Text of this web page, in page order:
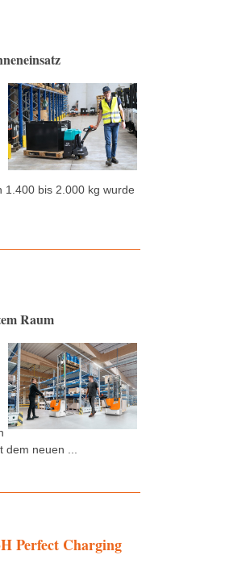
1.400 bis 2.000 kg wurde
Raum
neuen ...
Perfect Charging